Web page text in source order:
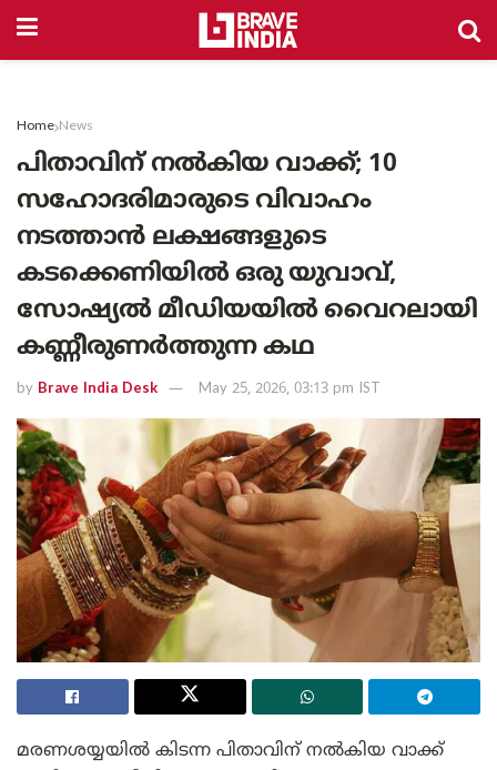
Home News
പിതാവിന് നൽകിയ വാക്ക്; 10
സഹോദരിമാരുടെ വിവാഹം
നടത്താൻ ലക്ഷങ്ങളുടെ
കടക്കെണിയിൽ ഒരു യുവാവ്,
സോഷ്യൽ മീഡിയയിൽ വൈറലായി
കണ്ണീരുണർത്തുന്ന കഥ
by Brave India Desk May 25, 2026, 03:13 pm IST
മരണശയ്യയിൽ കിടന്ന പിതാവിന് നൽകിയ വാക്ക്